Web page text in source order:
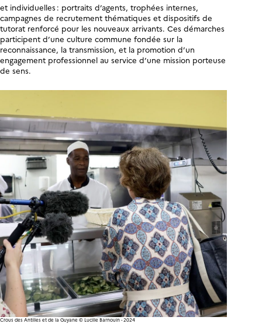
et individuelles : portraits d’agents, trophées internes,
campagnes de recrutement thématiques et dispositifs de
tutorat renforcé pour les nouveaux arrivants. Ces démarches
participent d’une culture commune fondée sur la
reconnaissance, la transmission, et la promotion d’un
engagement professionnel au service d’une mission porteuse
de sens.
Crous des Antilles et de la Guyane © Lucille Barnouin - 2024